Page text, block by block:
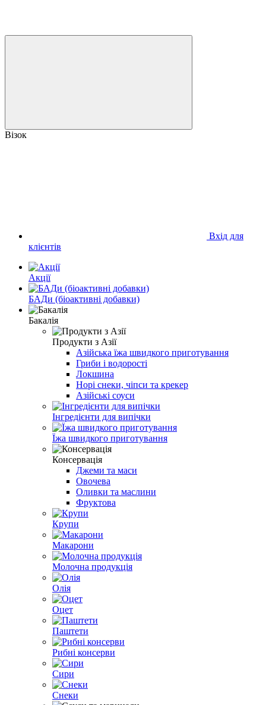
Візок
Вхід для
клієнтів
Акції
БАДи (біоактивні добавки)
Бакалія
Продукти з Азії
Азійська їжа швидкого приготування
Гриби і водорості
Локшина
Норі снеки, чіпси та крекер
Азійські соуси
Інгредієнти для випічки
Їжа швидкого приготування
Консервація
Джеми та маси
Овочева
Оливки та маслини
Фруктова
Крупи
Макарони
Молочна продукція
Олія
Оцет
Паштети
Рибні консерви
Сири
Снеки